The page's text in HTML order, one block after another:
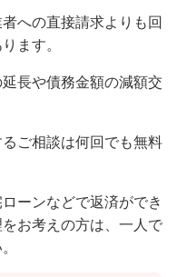
への直接請求よりも回
ます。
長や債務金額の減額交
ご相談は何回でも無料
ーンなどで返済ができ
お考えの方は、一人で